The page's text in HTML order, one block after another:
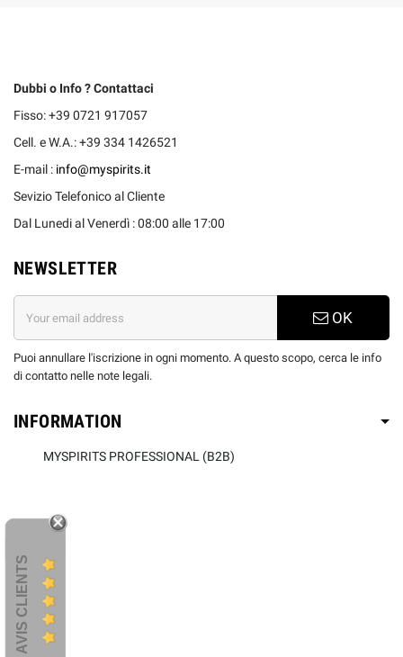
Dubbi o Info ? Contattaci
Fisso: +39 0721 917057
Cell. e W.A.: +39 334 1426521
E-mail : info@myspirits.it
Sevizio Telefonico al Cliente
Dal Lunedi al Venerdì : 08:00 alle 17:00
NEWSLETTER
OK
Puoi annullare l'iscrizione in ogni momento. A questo scopo, cerca le info
di contatto nelle note legali.
INFORMATION
MYSPIRITS PROFESSIONAL (B2B)
AVIS CLIENTS